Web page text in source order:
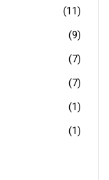
(11)
(9)
(7)
(7)
(1)
(1)